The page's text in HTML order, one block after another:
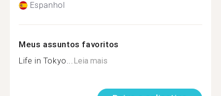
Espanhol
Meus assuntos favoritos
Life in Tokyo...Leia mais